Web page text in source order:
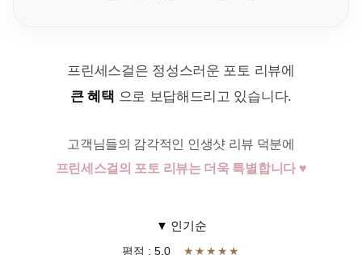
프린세스걸은 정성스러운 포토 리뷰에
큰 혜택 으로 보답해드리고 있습니다.
고객님들의 감각적인 인생샷 리뷰 덕분에
프린세스걸의 포토 리뷰는 더욱 특별합니다 ♥
▼ 인기순
평점 : 5.0 ★★★★★